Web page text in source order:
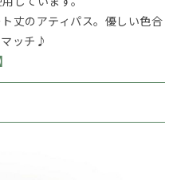
丈のアティパス。優しい色合
ッチ♪